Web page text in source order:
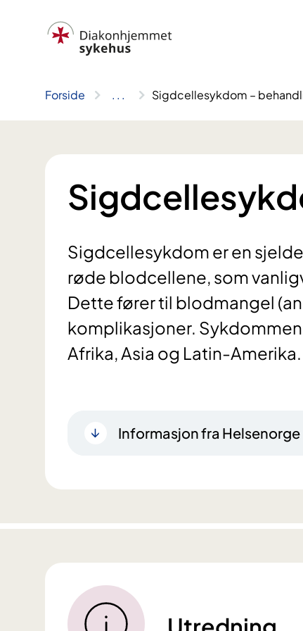
Forside .. . Sigdcellesykdom –
Sigdcellesykdom er en
røde blodcellene, som
Dette fører til blodmangel
komplikasjoner.
Afrika, Asia og Latin-Amerika.
Informasjon fra Helsenorge